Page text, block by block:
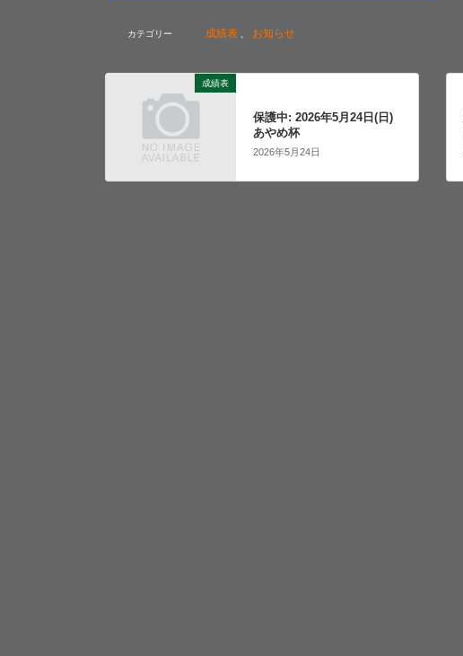
カテゴリー 成績表 、 お知らせ
成績表
保護中: 2026年5月24日(日)
あやめ杯
2026年5月24日